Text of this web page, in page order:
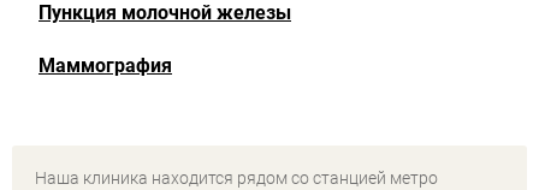
Пункция молочной железы
Маммография
Наша клиника находится рядом со станцией метро